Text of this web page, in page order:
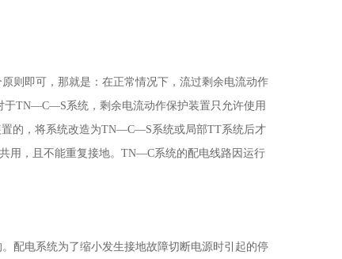
则即可，那就是：在正常情况下，流过剩余电流动作
TN—C—S系统，剩余电流动作保护装置只允许使用
的，将系统改造为TN—C—S系统或局部TT系统后才
用，且不能重复接地。TN—C系统的配电线路因运行
配电系统为了缩小发生接地故障切断电源时引起的停